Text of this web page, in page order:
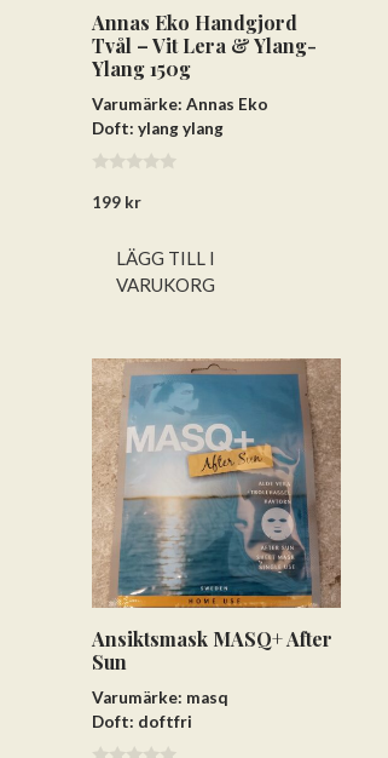
Annas Eko Handgjord
Tvål – Vit Lera & Ylang-
Ylang 150g
Varumärke: Annas Eko
Doft: ylang ylang
a
199 kr
LÄGG TILL I
VARUKORG
Ansiktsmask MASQ+ After
Sun
Varumärke: masq
Doft: doftfri